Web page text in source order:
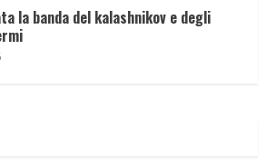
la banda del kalashnikov e degli